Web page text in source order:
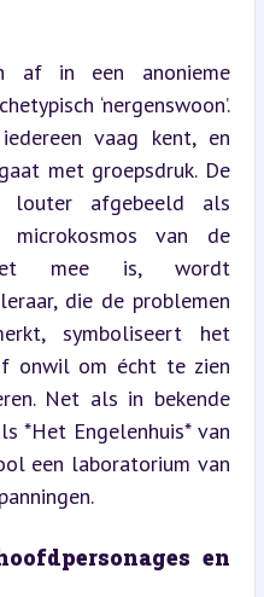
af in een anonieme
‘nergenswoon’.
vaag kent, en
met groepsdruk. De
afgebeeld als
van de
mee is, wordt
die de problemen
symboliseert het
onwil om écht te zien
Net als in bekende
*Het Engelenhuis* van
een laboratorium van
en